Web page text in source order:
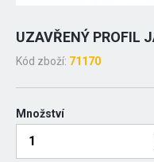
UZAVŘENÝ PROFIL
Kód zboží: 71170
Množství